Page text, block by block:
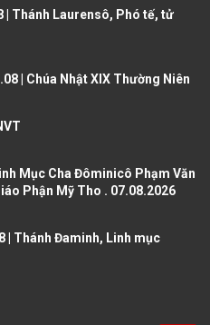
g
| Thánh Laurensô, Phó tế, tử
| Chúa Nhật XIX Thường Niên
Mục Cha Đôminicô Phạm Văn
Phận Mỹ Tho . 07.08.2026
| Thánh Đaminh, Linh mục